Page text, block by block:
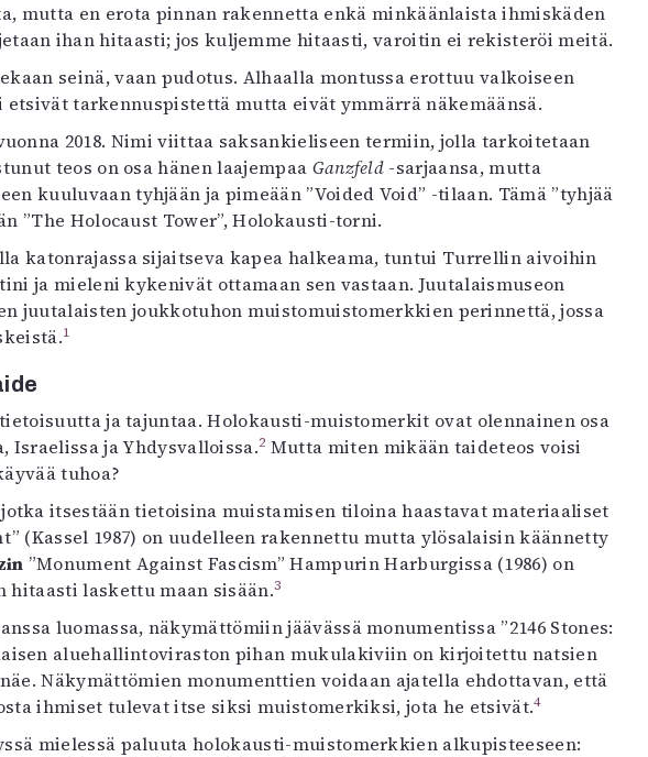
mutta en erota pinnan rakennetta enkä minkäänlaista ihmiskäden
ihan hitaasti; jos kuljemme hitaasti, varoitin ei rekisteröi meitä.
seinä, vaan pudotus. Alhaalla montussa erottuu valkoiseen
tarkennuspistettä mutta eivät ymmärrä näkemäänsä.
2018. Nimi viittaa saksankieliseen termiin, jolla tarkoitetaan
teos on osa hänen laajempaa Ganzfeld -sarjaansa, mutta
kuuluvaan tyhjään ja pimeään ”Voided Void” -tilaan. Tämä ”tyhjää
Holocaust Tower”, Holokausti-torni.
katonrajassa sijaitseva kapea halkeama, tuntui Turrellin aivoihin
ja mieleni kykenivät ottamaan sen vastaan. Juutalaismuseon
juutalaisten joukkotuhon muistomuistomerkkien perinnettä, jossa
1
ja tajuntaa. Holokausti-muistomerkit ovat olennainen osa
Israelissa ja Yhdysvalloissa.2 Mutta miten mikään taideteos voisi
tuhoa?
jotka itsestään tietoisina muistamisen tiloina haastavat materiaaliset
(Kassel 1987) on uudelleen rakennettu mutta ylösalaisin käännetty
”Monument Against Fascism” Hampurin Harburgissa (1986) on
hitaasti laskettu maan sisään.3
luomassa, näkymättömiin jäävässä monumentissa ”2146 Stones:
aluehallintoviraston pihan mukulakiviin on kirjoitettu natsien
Näkymättömien monumenttien voidaan ajatella ehdottavan, että
ihmiset tulevat itse siksi muistomerkiksi, jota he etsivät.4
mielessä paluuta holokausti-muistomerkkien alkupisteeseen: